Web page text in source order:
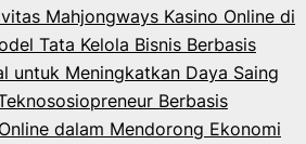
Mahjongways Kasino Online di
Tata Kelola Bisnis Berbasis
untuk Meningkatkan Daya Saing
Berbasis
dalam Mendorong Ekonomi